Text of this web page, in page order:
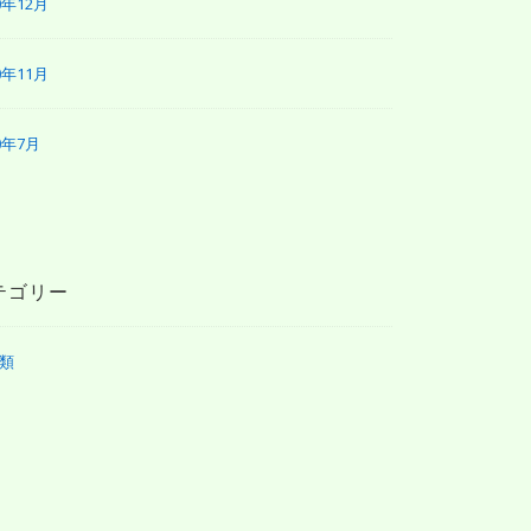
11月
7月
ゴリー